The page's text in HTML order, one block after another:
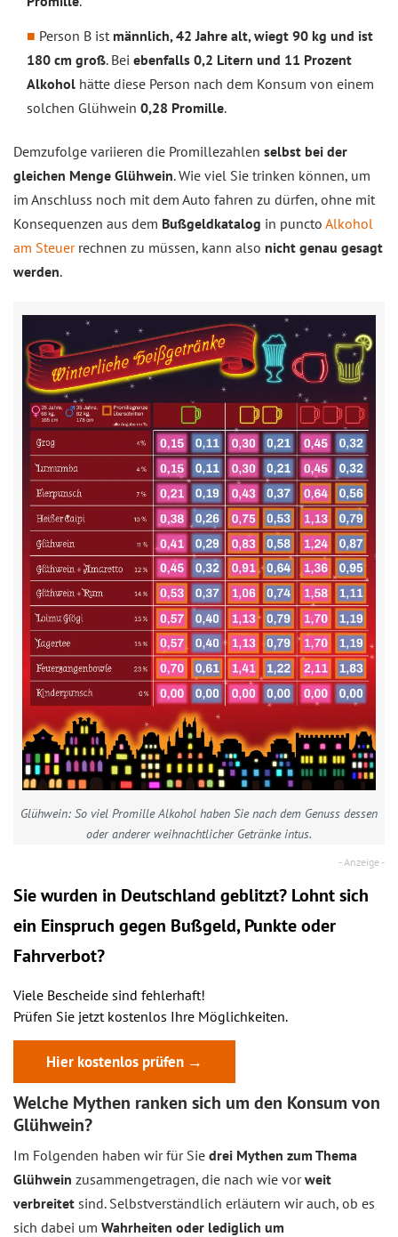
Person B ist männlich, 42 Jahre alt, wiegt 90 kg und ist
180 cm groß. Bei ebenfalls 0,2 Litern und 11 Prozent
Alkohol hätte diese Person nach dem Konsum von einem
solchen Glühwein 0,28 Promille.
Demzufolge variieren die Promillezahlen selbst bei der
gleichen Menge Glühwein. Wie viel Sie trinken können, um
im Anschluss noch mit dem Auto fahren zu dürfen, ohne mit
Konsequenzen aus dem Bußgeldkatalog in puncto Alkohol
am Steuerrechnen zu müssen, kann also nicht genau gesagt
werden.
Glühwein: So viel Promille Alkohol haben Sie nach dem Genuss dessen
oder anderer weihnachtlicher Getränke intus.
Sie wurden in Deutschland geblitzt? Lohnt sich
ein Einspruch gegen Bußgeld, Punkte oder
Fahrverbot?
Viele Bescheide sind fehlerhaft!
Prüfen Sie jetzt kostenlos Ihre Möglichkeiten.
Hier kostenlos prüfen →
Welche Mythen ranken sich um den Konsum von
Glühwein?
Im Folgenden haben wir für Sie drei Mythen zum Thema
Glühwein zusammengetragen, die nach wie vorweit
verbreitet sind. Selbstverständlich erläutern wir auch, ob es
sich dabei um Wahrheiten oder lediglich um